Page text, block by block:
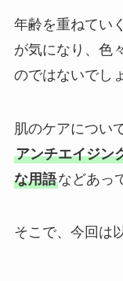
年齢を重ねてい
が気になり、色
のではないでし
肌のケアについ
アンチエイジン
な用語などあっ
そこで、今回は